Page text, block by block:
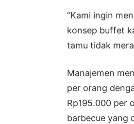
“Kami ingin
konsep buffet
tamu tidak
Manajemen
per orang
Rp195.000 per
barbecue yang